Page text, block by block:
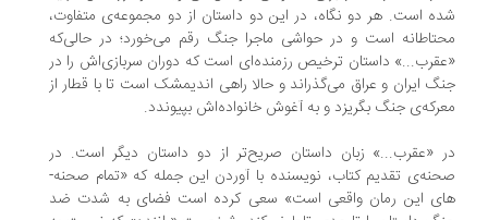
است. هر دو نگاه، در این دو داستان از دو مجموعه‌ی متفاوت،
است و در حواشی ماجرا جنگ رقم می‌خورد؛ در حالی‌که
داستان ترخیص رزمنده‌ای است که دوران سربازی‌اش را در
ایران و عراق می‌گذراند و حالا راهی اندیمشک است تا با قطار از
جنگ بگریزد و به آغوش خانواده‌اش بپیوندد.
«عقرب...» زبان داستان صریح‌تر از دو داستان دیگر است. در
تقدیم کتاب، نویسنده با آوردن این جمله که «تمام صحنه-
این رمان واقعی است» سعی کرده است فضای به شدت ضد